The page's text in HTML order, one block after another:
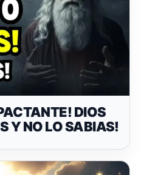
DIOS
Y NO LO SABIAS!